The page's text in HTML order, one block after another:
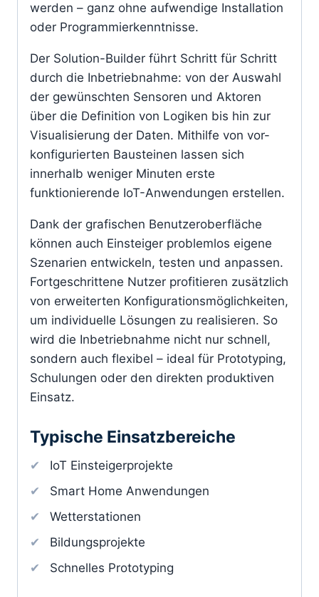
werden – ganz ohne aufwendige Installation
oder Programmierkenntnisse.
Der Solution-Builder führt Schritt für Schritt
durch die Inbetriebnahme: von der Auswahl
der gewünschten Sensoren und Aktoren
über die Definition von Logiken bis hin zur
Visualisierung der Daten. Mithilfe von vor-
konfigurierten Bausteinen lassen sich
innerhalb weniger Minuten erste
funktionierende IoT-Anwendungen erstellen.
Dank der grafischen Benutzeroberfläche
können auch Einsteiger problemlos eigene
Szenarien entwickeln, testen und anpassen.
Fortgeschrittene Nutzer profitieren zusätzlich
von erweiterten Konfigurationsmöglichkeiten,
um individuelle Lösungen zu realisieren. So
wird die Inbetriebnahme nicht nur schnell,
sondern auch flexibel – ideal für Prototyping,
Schulungen oder den direkten produktiven
Einsatz.
Typische Einsatzbereiche
IoT Einsteigerprojekte
Smart Home Anwendungen
Wetterstationen
Bildungsprojekte
Schnelles Prototyping